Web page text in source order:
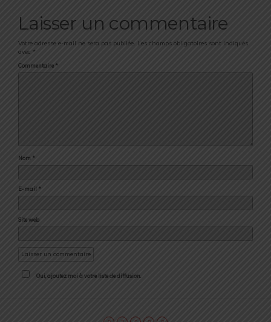
Laisser un commentaire
Votre adresse e-mail ne sera pas publiée. Les champs obligatoires sont indiqués
avec *
Commentaire *
Nom *
E-mail *
Site web
Oui, ajoutez moi à votre liste de diffusion.